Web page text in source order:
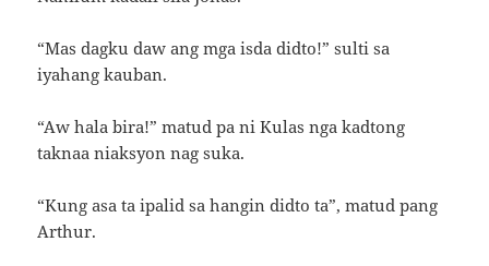
“Mas dagku daw ang mga isda didto!” sulti sa
iyahang kauban.
“Aw hala bira!” matud pa ni Kulas nga kadtong
taknaa niaksyon nag suka.
“Kung asa ta ipalid sa hangin didto ta”, matud pang
Arthur.